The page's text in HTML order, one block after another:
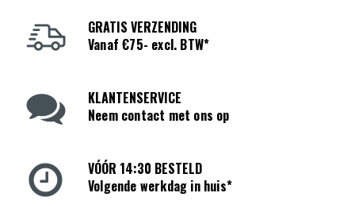
GRATIS VERZENDING
Vanaf €75- excl. BTW*
KLANTENSERVICE
Neem contact met ons op
VÓÓR 14:30 BESTELD
Volgende werkdag in huis*